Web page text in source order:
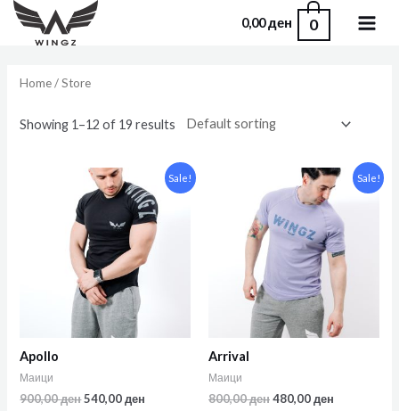
0,00ден 0
Home/ Store
Showing 1–12 of 19 results
Sale!
Apollo
Маици
900,00ден540,00ден
Sale!
Arrival
Маици
800,00ден480,00ден